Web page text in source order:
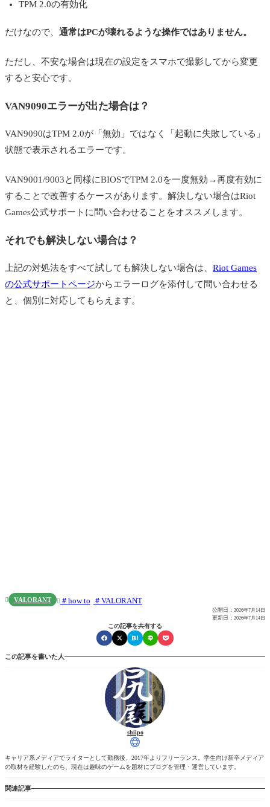
TPM 2.0の有効化
だけなので、 通常はPCが壊れるような操作ではありません。
ただし、不安な場合は現在の設定をスマホで撮影してから変更
すると安心です。
VAN9090エラーが出た場合は？
VAN9090はTPM 2.0が「無効」ではなく「起動に失敗している」
状態で表示されるエラーです。
VAN9001/9003と同様にBIOSでTPM 2.0を一度無効→再度有効に
することで改善するケースがあります。解決しない場合はRiot
Games公式サポートに問い合わせることをオススメします。
それでも解決しない場合は？
上記の対処法をすべて試しても解決しない場合は、 Riot Games
の公式サポートページからエラーログを添付して問い合わせる
と、個別に対応してもらえます。
 VALORANT  how to VALORANT
公開日： 2026年7月14日
更新日： 2026年7月14日
この記事を共有する
この記事を書いた人
shiipo
キャリア系メディアでライターとして勤務後、2017年よりフリーランス。学生向け新卒メディア
の取材を経験したのち、現在は趣味のゲームを題材にブログを管理・運営しています。
関連記事